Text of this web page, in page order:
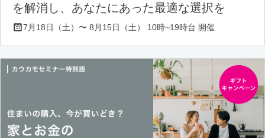
を解消し、あなたにあった最適な選択を
7月18日（土）〜 8月15日（土） 10時~19時台 開催